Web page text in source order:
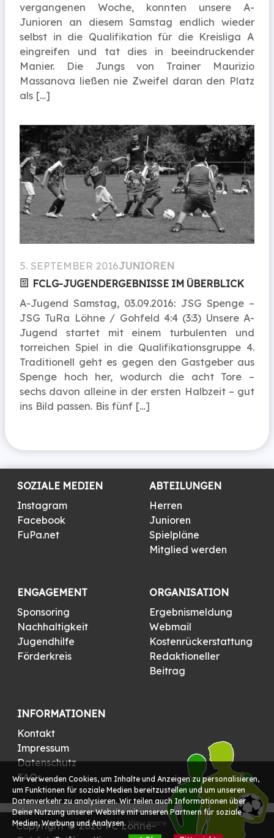
vergangenen Woche, konnten unsere A-
Junioren an diesem Samstag endlich wieder
selbst in die Qualifikation für die Kreisliga A
eingreifen und tat dies in beeindruckender
Manier. Die Jungs von Trainer Maurizio
Massanova ließen nie Zweifel daran den Platz
als […]
5. SEPTEMBER 2016JUNIOREN
FCLG-JUGEND­ERGEB­NISSE IM ÜBERBLICK
A-Jugend Samstag, 03.09.2016: JSG Spenge –
JSG TuRa Löhne / Gohfeld 4:4 (3:3) Unsere A-
Jugend startet mit einem turbulenten und
torreichen Spiel in die Qualifikationsgruppe 4.
Traditionell geht es gegen den Gastgeber aus
Spenge hoch her, wodurch die acht Tore –
sechs davon alleine in der ersten Halbzeit – gut
ins Bild passen. Bis fünf […]
SOZIALE MEDIEN
Instagram
Facebook
FuPa.net
ABTEILUNGEN
Herren
Junioren
Spielpläne
Mitglied werden
ENGAGEMENT
Sponsoring
Nachhaltigkeit
Jugendhilfe
Förderkreis
ORGANISATION
Ergebnismeldung
Webmail
Kostenrückerstattung
Redaktioneller
Beitrag
INFORMATIONEN
Kontakt
Impressum
Datenschutz
FAQs
Copyright © 2026 FC Löhne-
Wir verwenden Cookies, um Inhalte und Anzeigen zu personalisieren,
um Funktionen für soziale Medien bereitzustellen und um unseren
Datenverkehr zu analysieren. Wir teilen auch Informationen über
Deine Nutzung unserer Website mit unseren Partnern für soziale
Medien, Werbung und Analysen. View more